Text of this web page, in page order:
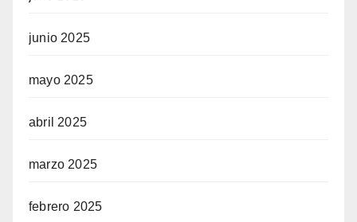
junio 2025
mayo 2025
abril 2025
marzo 2025
febrero 2025